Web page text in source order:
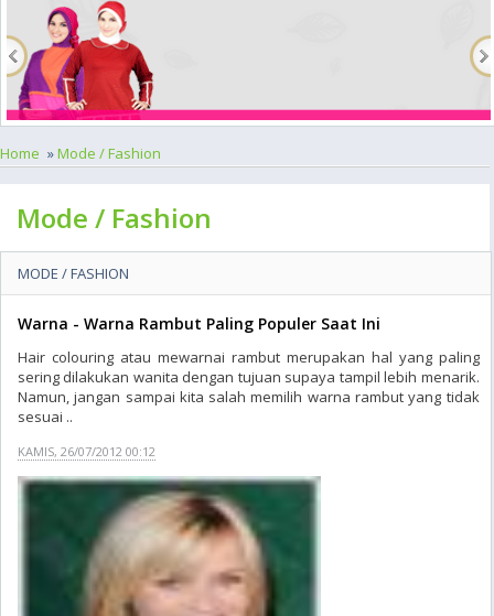
Home »Mode / Fashion
Mode / Fashion
MODE / FASHION
Warna - Warna Rambut Paling Populer Saat Ini
Hair colouring atau mewarnai rambut merupakan hal yang paling
sering dilakukan wanita dengan tujuan supaya tampil lebih menarik.
Namun, jangan sampai kita salah memilih warna rambut yang tidak
sesuai ..
KAMIS, 26/07/2012 00:12